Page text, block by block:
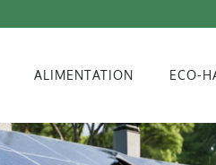
ALIMENTATION ECO-